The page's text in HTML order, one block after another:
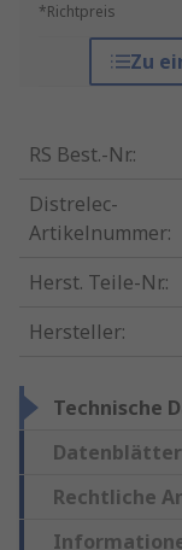
*Richtpreis
Zu
RS Best.-Nr.:
Distrelec-
Artikelnummer:
Herst. Teile-Nr.:
Hersteller:
Technische
Rechtliche